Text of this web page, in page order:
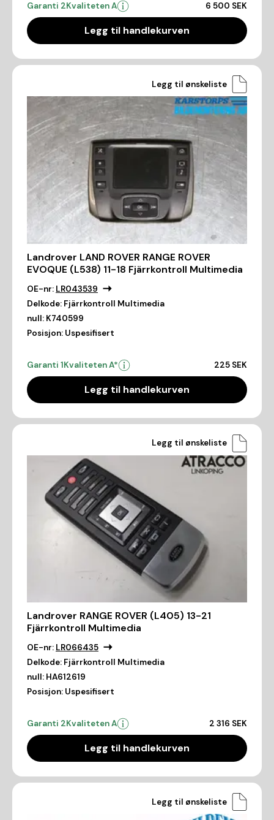
Garanti 2Kvaliteten A 6 500 SEK
Legg til handlekurven
Legg til ønskeliste
Landrover LAND ROVER RANGE ROVER
EVOQUE (L538) 11-18 Fjärrkontroll Multimedia
OE-nr: LR043539
Delkode: Fjärrkontroll Multimedia
null: K740599
Posisjon: Uspesifisert
Garanti 1Kvaliteten A* 225 SEK
Legg til handlekurven
Legg til ønskeliste
Landrover RANGE ROVER (L405) 13-21
Fjärrkontroll Multimedia
OE-nr: LR066435
Delkode: Fjärrkontroll Multimedia
null: HA612619
Posisjon: Uspesifisert
Garanti 2Kvaliteten A 2 316 SEK
Legg til handlekurven
Legg til ønskeliste